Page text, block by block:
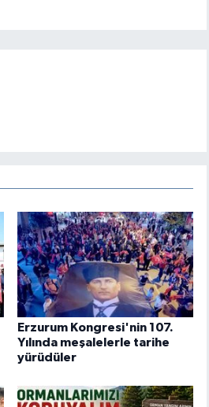
Erzurum Kongresi'nin 107.
Yılında meşalelerle tarihe
yürüdüler